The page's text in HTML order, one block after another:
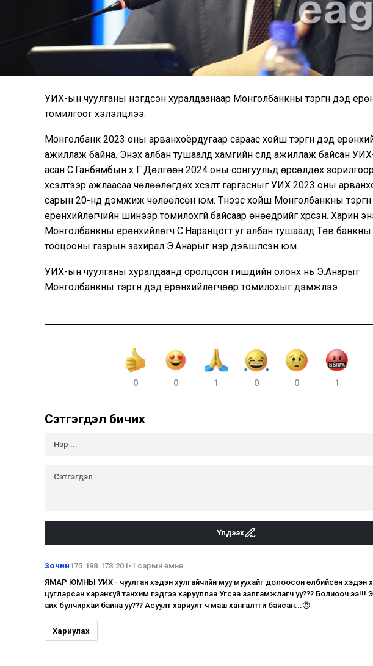
УИХ-ын чуулганы нэгдсэн хуралдаанаар Монголбанкны тэргүүн дэд
томилгоог хэлэлцлээ.
Монголбанк 2023 оны арванхоёрдугаар сараас хойш тэргүүн дэд
ажиллаж байна. Энэхүү албан тушаалд хамгийн сүүлд ажиллаж байсан
асан С.Ганбямбын хүү Г.Дөлгөөн 2024 оны сонгуульд өрсөлдөх
хүсэлтээр ажлаасаа чөлөөлөгдөх хүсэлт гаргасныг УИХ 2023 оны
сарын 20-нд дэмжиж чөлөөлсөн юм. Түүнээс хойш Монголбанкны
ерөнхийлөгчийн шинээр томилохгүй байсаар өнөөдрийг хүрсэн. Харин
Монголбанкны ерөнхийлөгч С.Наранцогт уг албан тушаалд Төв
тооцооны газрын захирал Э.Анарыг нэр дэвшүүлсэн юм.
УИХ-ын чуулганы хуралдаанд оролцсон гишүүдийн олонх нь Э.Анарыг
Монголбанкны тэргүүн дэд ерөнхийлөгчөөр томилохыг дэмжлээ.
0 0 1 0 0 1
Сэтгэгдэл бичих
Үлдээх
Зочин175.198.178.201•1 сарын өмнө
ЯМАР ЮМНЫ УИХ - чуулган хэдэн хулгайчийн муу муухайг долоосон өлбийсөн хэдэн
цугларсан харанхуй танхим гэдгээ харууллаа Угсаа залгамжлагч уу??? Болиооч ээ!!!
айх булчирхай байна уу??? Асуулт хариулт ч маш хангалтгүй байсан...😡
Хариулах